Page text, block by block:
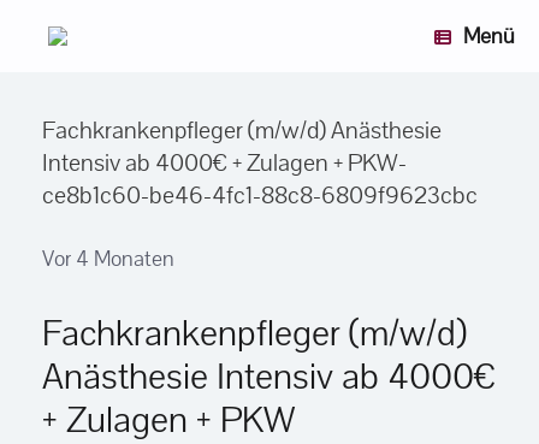
Menü
Fachkrankenpfleger (m/w/d) Anästhesie
Intensiv ab 4000€ + Zulagen + PKW-
ce8b1c60-be46-4fc1-88c8-6809f9623cbc
Vor 4 Monaten
Fachkrankenpfleger (m/w/d)
Anästhesie Intensiv ab 4000€
+ Zulagen + PKW